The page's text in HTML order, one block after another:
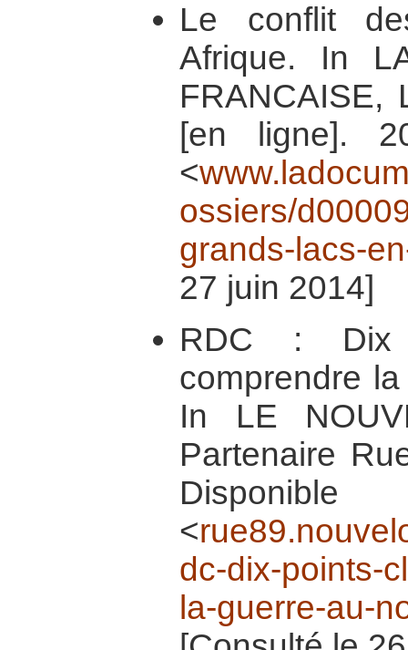
Le conflit
Afrique. In
FRANCAISE,
[en ligne].
<
ossiers/
grands-lacs-
27 juin 2014]
RDC : Dix
comprendre
In LE
Partenaire
<
dc-dix-points-
la-guerre-au-